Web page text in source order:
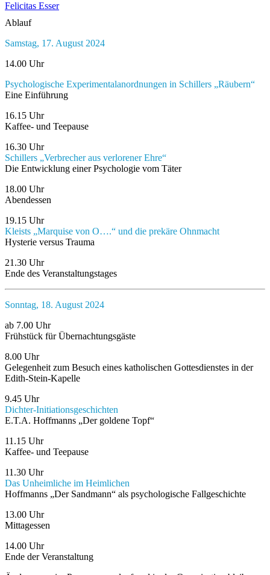
Felicitas Esser
Ablauf
Samstag, 17. August 2024
14.00 Uhr
Psychologische Experimentalanordnungen in Schillers „Räubern“
Eine Einführung
16.15 Uhr
Kaffee- und Teepause
16.30 Uhr
Schillers „Verbrecher aus verlorener Ehre“
Die Entwicklung einer Psychologie vom Täter
18.00 Uhr
Abendessen
19.15 Uhr
Kleists „Marquise von O….“ und die prekäre Ohnmacht
Hysterie versus Trauma
21.30 Uhr
Ende des Veranstaltungstages
Sonntag, 18. August 2024
ab 7.00 Uhr
Frühstück für Übernachtungsgäste
8.00 Uhr
Gelegenheit zum Besuch eines katholischen Gottesdienstes in der
Edith-Stein-Kapelle
9.45 Uhr
Dichter-Initiationsgeschichten
E.T.A. Hoffmanns „Der goldene Topf“
11.15 Uhr
Kaffee- und Teepause
11.30 Uhr
Das Unheimliche im Heimlichen
Hoffmanns „Der Sandmann“ als psychologische Fallgeschichte
13.00 Uhr
Mittagessen
14.00 Uhr
Ende der Veranstaltung